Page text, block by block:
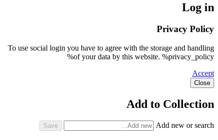
Log in
Privacy Policy
To use social login you have to agree with the storage and handling
of your data by this website. %privacy_policy%
Accept
Close
Add to Collection
Add new or search